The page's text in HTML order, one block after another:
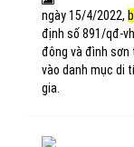
ngày 15/4/2022,
định số 891/qđ-
đông và đình sơn
vào danh mục di
gia.